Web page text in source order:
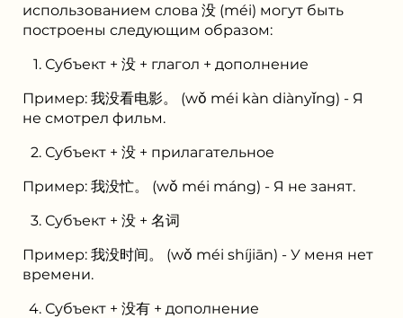
использованием слова 没 (méi) могут быть
построены следующим образом:
Субъект + 没 + глагол + дополнение
Пример: 我没看电影。 (wǒ méi kàn diànyǐng) - Я
не смотрел фильм.
Субъект + 没 + прилагательное
Пример: 我没忙。 (wǒ méi máng) - Я не занят.
Субъект + 没 + 名词
Пример: 我没时间。 (wǒ méi shíjiān) - У меня нет
времени.
Субъект + 没有 + дополнение